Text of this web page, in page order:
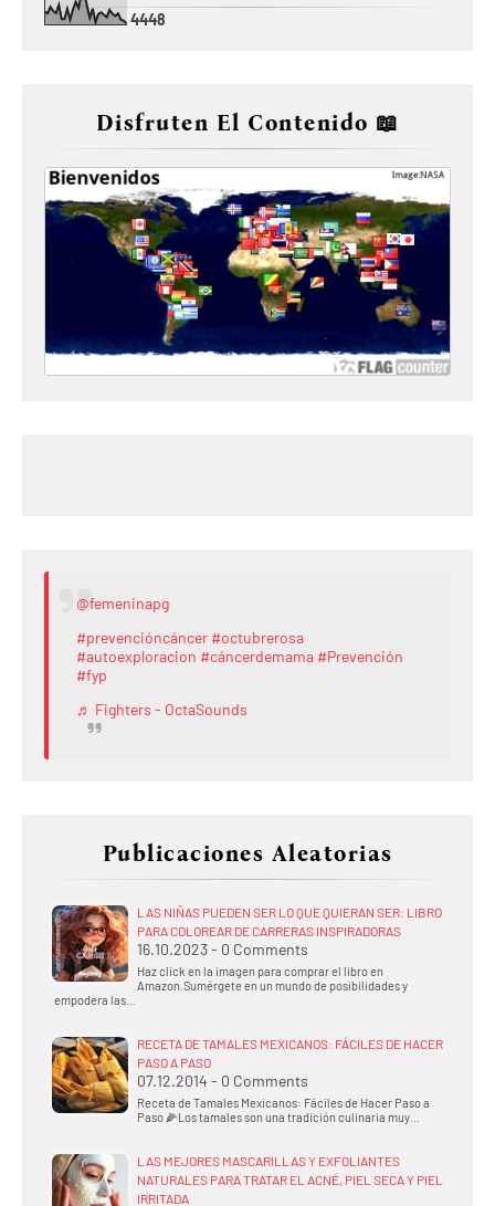
4448
Disfruten El Contenido 📖
@femeninapg
#prevencióncáncer #octubrerosa
#autoexploracion #cáncerdemama #Prevención
#fyp
♬ Fighters - OctaSounds
Publicaciones Aleatorias
LAS NIÑAS PUEDEN SER LO QUE QUIERAN SER: LIBRO
PARA COLOREAR DE CARRERAS INSPIRADORAS
16.10.2023 - 0 Comments
Haz click en la imagen para comprar el libro en
Amazon.Sumérgete en un mundo de posibilidades y
empodera las…
RECETA DE TAMALES MEXICANOS: FÁCILES DE HACER
PASO A PASO
07.12.2014 - 0 Comments
Receta de Tamales Mexicanos: Fáciles de Hacer Paso a
Paso 🌽Los tamales son una tradición culinaria muy…
LAS MEJORES MASCARILLAS Y EXFOLIANTES
NATURALES PARA TRATAR EL ACNÉ, PIEL SECA Y PIEL
IRRITADA